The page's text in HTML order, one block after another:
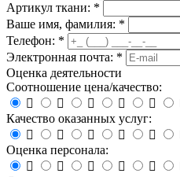
Артикул ткани: *
Ваше имя, фамилия: *
Телефон: *
Электронная почта: *
Оценка деятельности
Соотношение цена/качество:

   
Качество оказанных услуг:

   
Оценка персонала:

   